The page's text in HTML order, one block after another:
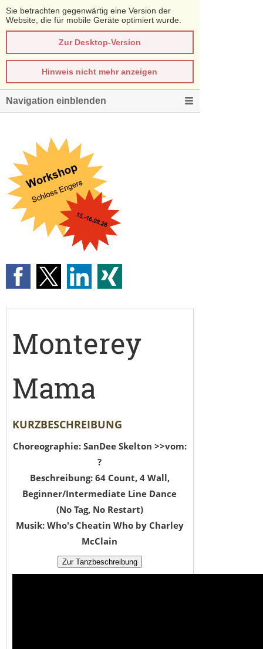
Sie betrachten gegenwärtig eine Version der
Website, die für mobile Geräte optimiert wurde.
Zur Desktop-Version
Hinweis nicht mehr anzeigen
Navigation einblenden
Monterey
Mama
KURZBESCHREIBUNG
Choreographie: SanDee Skelton >>vom:
?
Beschreibung: 64 Count, 4 Wall,
Beginner/Intermediate Line Dance
(No Tag, No Restart)
Musik: Who's Cheatin Who by Charley
McClain